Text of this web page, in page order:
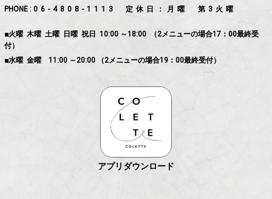
PHONE : 06-4808-1113 定休日：月曜 第3火曜
■火曜 木曜 土曜 日曜 祝日 10:00 ～18:00 （2メニューの場合17：00最終受
付）
■水曜 金曜 11:00 ～20:00 （2メニューの場合19：00最終受付）
アプリダウンロード